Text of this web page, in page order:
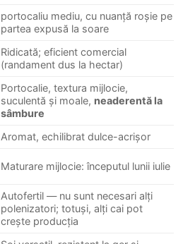
portocaliu mediu, cu nuanță roșie pe
partea expusă la soare
Ridicată; eficient comercial
(randament dus la hectar)
Portocalie, textura mijlocie,
suculentă și moale, neaderentă la
sâmbure
Aromat, echilibrat dulce-acrișor
Maturare mijlocie: începutul lunii iulie
Autofertil — nu sunt necesari alți
polenizatori; totuși, alți cai pot
crește producția